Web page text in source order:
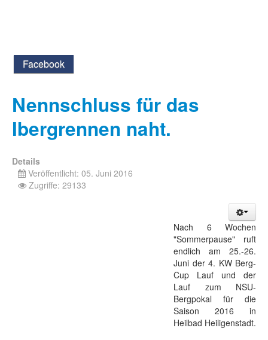
Facebook
Nennschluss für das
Ibergrennen naht.
Details
Veröffentlicht: 05. Juni 2016
Zugriffe: 29133
Nach 6 Wochen
"Sommerpause" ruft
endlich am 25.-26.
Juni der 4. KW Berg-
Cup Lauf und der
Lauf zum NSU-
Bergpokal für die
Saison 2016 in
Heilbad Heiligenstadt.